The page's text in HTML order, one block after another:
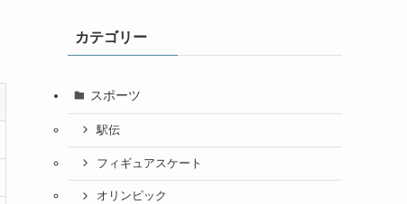
カテゴリー
スポーツ
駅伝
フィギュアスケート
オリンピック